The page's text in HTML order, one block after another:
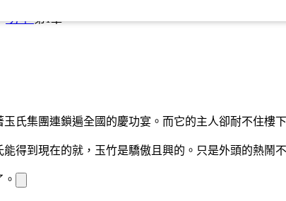
分享 第1章
氏集團連鎖遍全國的慶功宴。而它的主人卻耐不住樓
能得到現在的就，玉竹是驕傲且興的。只是外頭的熱鬧